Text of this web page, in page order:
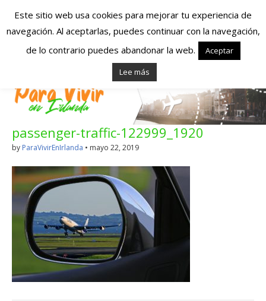
Españoles en
Irlanda – Vivir en
Irlanda – Trabajo
en Irlanda –
Alojamiento en
Irlanda
Blog dedicado a los que viven, estudian y trabajan en
Irlanda!
passenger-traffic-122999_1920
by ParaVivirEnIrlanda • mayo 22, 2019
Este sitio web usa cookies para mejorar tu experiencia de
navegación. Al aceptarlas, puedes continuar con la navegación,
de lo contrario puedes abandonar la web.
Aceptar
Lee más